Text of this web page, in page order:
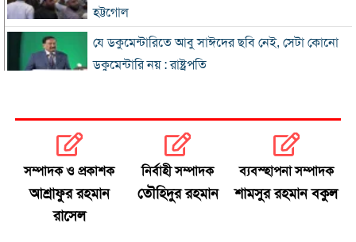
হট্টগোল
যে ডকুমেন্টারিতে আবু সাঈদের ছবি নেই, সেটা কোনো
ডকুমেন্টারি নয় : রাষ্ট্রপতি
জুলাই জাদুঘর হবে পথ দেখানোর স্থান: ইউনূস
ছুটিতে ঘরমুখী মানুষের ঢল, গাজীপুর মহাসড়কে যানজট
সম্পাদক ও প্রকাশক
আশ্রাফুর রহমান
রাসেল
নির্বাহী সম্পাদক
তৌহিদুর রহমান
ব্যবস্হাপনা সম্পাদক
শামসুর রহমান বকুল